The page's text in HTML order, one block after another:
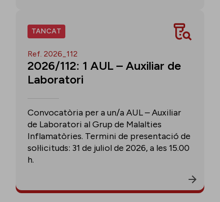
TANCAT
Ref. 2026_112
2026/112: 1 AUL – Auxiliar de
Laboratori
Convocatòria per a un/a AUL – Auxiliar
de Laboratori al Grup de Malalties
Inflamatòries. Termini de presentació de
sol·licituds: 31 de juliol de 2026, a les 15.00
h.